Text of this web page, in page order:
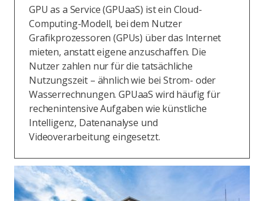
GPU as a Service (GPUaaS) ist ein Cloud-
Computing-Modell, bei dem Nutzer
Grafikprozessoren (GPUs) über das Internet
mieten, anstatt eigene anzuschaffen. Die
Nutzer zahlen nur für die tatsächliche
Nutzungszeit – ähnlich wie bei Strom- oder
Wasserrechnungen. GPUaaS wird häufig für
rechenintensive Aufgaben wie künstliche
Intelligenz, Datenanalyse und
Videoverarbeitung eingesetzt.